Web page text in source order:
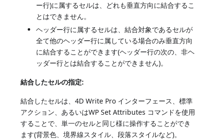
ー行)に属するセルは、どれも垂直方向に結合するこ
とはできません。
ヘッダー行に属するセルは、結合対象であるセルが
全て他のヘッダー行に属している場合のみ垂直方向
に結合することができます(ヘッダー行の次の、非ヘ
ッダー行とは結合することができません)。
結合したセルの指定:
結合したセルは、4D Write Pro インターフェース、標準
アクション、あるいはWP Set Attributes コマンドを使用
することで、単一のセルと同じ様に操作することができ
ます(背景色、境界線スタイル、段落スタイルなど)。